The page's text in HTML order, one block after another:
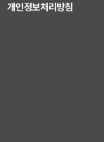
개인정보처리방침